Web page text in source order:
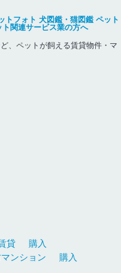
トフォト 犬図鑑・猫図鑑 ペット
関連サービス業の方へ
、ペットが飼える賃貸物件・マ
貸
購入
マンション
購入